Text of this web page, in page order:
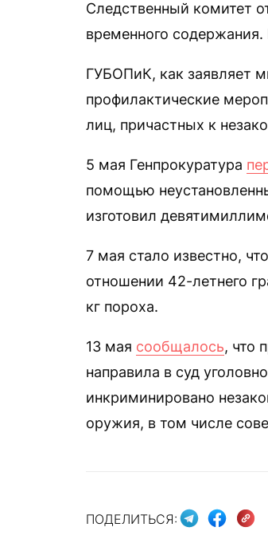
Следственный комитет
временного
ГУБОПиК, как заявляет
профилактические
лиц, причастных к
5 мая Генпрокуратура
помощью
изготовил
7 мая стало известно,
отношении 42-летнего
кг пороха.
13 мая сообщалось, что
направила в суд
инкриминировано
оружия, в том числе
ПОДЕЛИТЬСЯ: